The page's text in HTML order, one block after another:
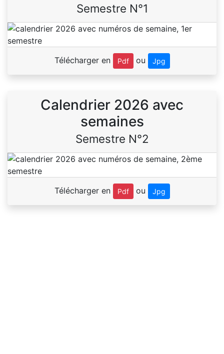
Semestre N°1
Télécharger en Pdf ou Jpg
Calendrier 2026 avec
semaines
Semestre N°2
Télécharger en Pdf ou Jpg